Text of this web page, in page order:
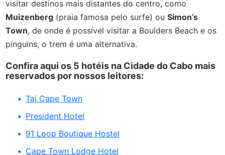
visitar destinos mais distantes do centro, como
Muizenberg (praia famosa pelo surfe) ouSimon’s
Town, de onde é possível visitar a Boulders Beach e os
pinguins, o trem é uma alternativa.
Confira aqui os 5 hotéis na Cidade do Cabo mais
reservados por nossos leitores:
Taj Cape Town
President Hotel
91 Loop Boutique Hostel
Cape Town Lodge Hotel